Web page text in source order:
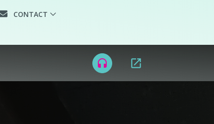
CONTACT
headset open_in_new